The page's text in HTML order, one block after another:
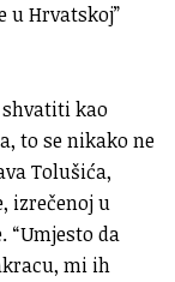
u Hrvatskoj”
shvatiti kao
to se nikako ne
Tolušića,
izrečenoj u
“Umjesto da
mi ih